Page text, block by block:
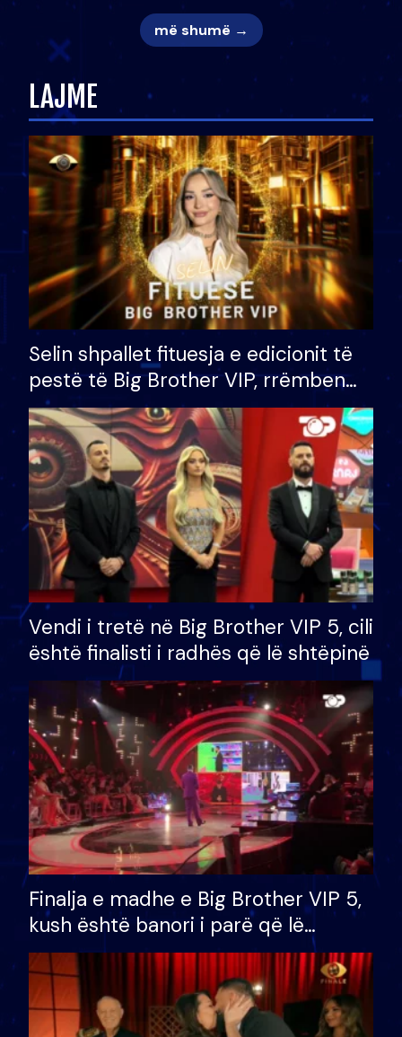
më shumë →
LAJME
Selin shpallet fituesja e edicionit të
pestë të Big Brother VIP, rrëmben
çmimin e madh prej 100 mijë eurosh
Vendi i tretë në Big Brother VIP 5, cili
është finalisti i radhës që lë shtëpinë
Finalja e madhe e Big Brother VIP 5,
kush është banori i parë që lë
shtëpinë dhe humb mundësinë për
të fituar çmimin e madh